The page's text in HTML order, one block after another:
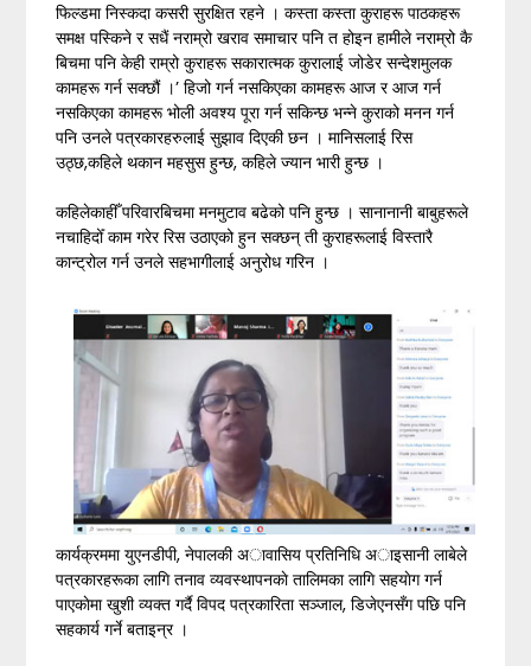
फिल्डमा निस्कदा कसरी सुरक्षित रहने । कस्ता कस्ता कुराहरू पाठकहरू
समक्ष पस्किने र सधैं नराम्रो खराव समाचार पनि त होइन हामीले नराम्रो कै
बिचमा पनि केही राम्रो कुराहरू सकारात्मक कुरालाई जोडेर सन्देशमुलक
कामहरू गर्न सक्छौं ।’ हिजो गर्न नसकिएका कामहरू आज र आज गर्न
नसकिएका कामहरू भोली अवश्य पूरा गर्न सकिन्छ भन्ने कुराको मनन गर्न
पनि उनले पत्रकारहरुलाई सुझाव दिएकी छन । मानिसलाई रिस
उठ्छ,कहिले थकान महसुस हुन्छ, कहिले ज्यान भारी हुन्छ ।
कहिलेकाहीँ परिवारबिचमा मनमुटाव बढेको पनि हुन्छ । सानानानी बाबुहरूले
नचाहिदोँ काम गरेर रिस उठाएको हुन सक्छन् ती कुराहरूलाई विस्तारै
कान्ट्रोल गर्न उनले सहभागीलाई अनुरोध गरिन ।
कार्यक्रममा युएनडीपी, नेपालकी अावासिय प्रतिनिधि अाइसानी लाबेले
पत्रकारहरूका लागि तनाव व्यवस्थापनकाे तालिमका लागि सहयाेग गर्न
पाएकाेमा खुशी व्यक्त गर्दै विपद पत्रकारिता सञ्जाल, डिजेएनसँग पछि पनि
सहकार्य गर्ने बताइन्र ।